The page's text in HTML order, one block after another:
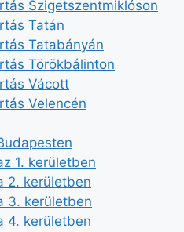
Szigetszentmiklóson
Tatán
Tatabányán
Törökbálinton
Vácott
Velencén
1. kerületben
2. kerületben
3. kerületben
4. kerületben